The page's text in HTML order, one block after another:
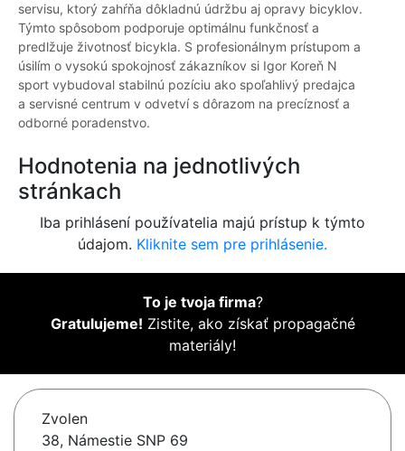
servisu, ktorý zahŕňa dôkladnú údržbu aj opravy bicyklov.
Týmto spôsobom podporuje optimálnu funkčnosť a
predlžuje životnosť bicykla. S profesionálnym prístupom a
úsilím o vysokú spokojnosť zákazníkov si Igor Koreň N
sport vybudoval stabilnú pozíciu ako spoľahlivý predajca
a servisné centrum v odvetví s dôrazom na precíznosť a
odborné poradenstvo.
Hodnotenia na jednotlivých
stránkach
Iba prihlásení používatelia majú prístup k týmto
údajom. Kliknite sem pre prihlásenie.
To je tvoja firma?
Gratulujeme! Zistite, ako získať propagačné
materiály!
Zvolen
38, Námestie SNP 69